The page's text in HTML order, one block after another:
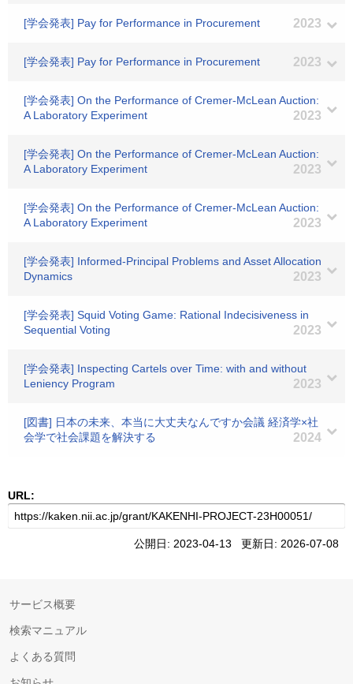
[学会発表] Pay for Performance in Procurement 2023
[学会発表] Pay for Performance in Procurement 2023
[学会発表] On the Performance of Cremer-McLean Auction:
A Laboratory Experiment
2023
[学会発表] On the Performance of Cremer-McLean Auction:
A Laboratory Experiment
2023
[学会発表] On the Performance of Cremer-McLean Auction:
A Laboratory Experiment
2023
[学会発表] Informed-Principal Problems and Asset Allocation
Dynamics
2023
[学会発表] Squid Voting Game: Rational Indecisiveness in
Sequential Voting
2023
[学会発表] Inspecting Cartels over Time: with and without
Leniency Program
2023
[図書] 日本の未来、本当に大丈夫なんですか会議 経済学×社
会学で社会課題を解決する
2024
URL:
公開日: 2023-04-13 更新日: 2026-07-08
サービス概要
検索マニュアル
よくある質問